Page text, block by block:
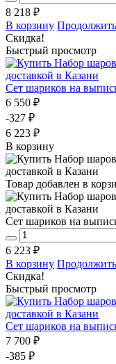
8 218 ₽
В корзину
Скидка!
Быстрый просмотр
Сет шариков на
6 550 ₽
-327 ₽
6 223 ₽
В корзину
Товар добавлен в
Сет шариков на
6 223 ₽
В корзину
Скидка!
Быстрый просмотр
Сет шариков на
7 700 ₽
-385 ₽